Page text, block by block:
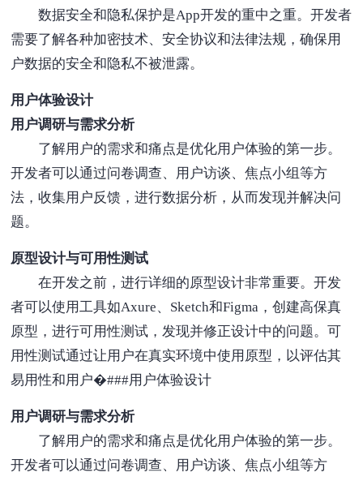
数据安全和隐私保护是App开发的重中之重。开发者
需要了解各种加密技术、安全协议和法律法规，确保用
户数据的安全和隐私不被泄露。
用户体验设计
用户调研与需求分析
了解用户的需求和痛点是优化用户体验的第一步。
开发者可以通过问卷调查、用户访谈、焦点小组等方
法，收集用户反馈，进行数据分析，从而发现并解决问
题。
原型设计与可用性测试
在开发之前，进行详细的原型设计非常重要。开发
者可以使用工具如Axure、Sketch和Figma，创建高保真
原型，进行可用性测试，发现并修正设计中的问题。可
用性测试通过让用户在真实环境中使用原型，以评估其
易用性和用户�###用户体验设计
用户调研与需求分析
了解用户的需求和痛点是优化用户体验的第一步。
开发者可以通过问卷调查、用户访谈、焦点小组等方